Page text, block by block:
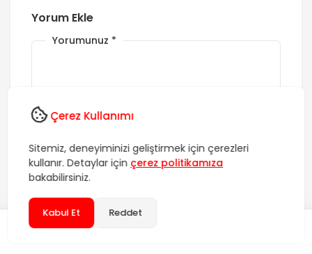
Yorum Ekle
Yorumunuz *
İsim*
E-posta
Çerez Kullanımı
Sitemiz, deneyiminizi geliştirmek için çerezleri
kullanır. Detaylar için çerez politikamıza
bakabilirsiniz.
Kabul Et Reddet